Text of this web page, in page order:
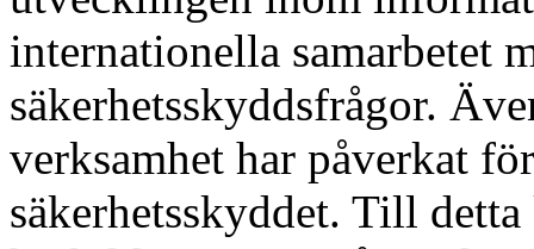
internationella samarbetet
säkerhetsskyddsfrågor.
verksamhet har påverkat
säkerhetsskyddet. Till